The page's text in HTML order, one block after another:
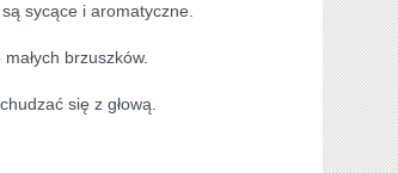
sycące i aromatyczne.
brzuszków.
się z głową.